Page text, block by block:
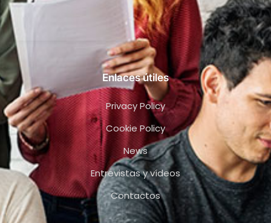
Enlaces útiles
Privacy Policy
Cookie Policy
News
Entrevistas y vídeos
Contactos